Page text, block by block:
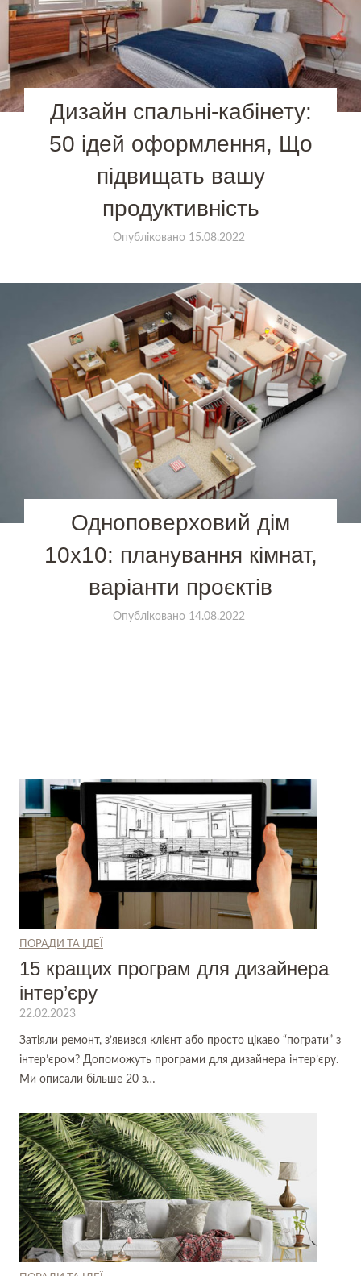
Дизайн спальні-кабінету:
50 ідей оформлення, Що
підвищать вашу
продуктивність
Опубліковано 15.08.2022
Одноповерховий дім
10х10: планування кімнат,
варіанти проєктів
Опубліковано 14.08.2022
ПОРАДИ ТА ІДЕЇ
15 кращих програм для дизайнера
інтер’єру
22.02.2023
Затіяли ремонт, з’явився клієнт або просто цікаво “пограти” з
інтер’єром? Допоможуть програми для дизайнера інтер’єру.
Ми описали більше 20 з…